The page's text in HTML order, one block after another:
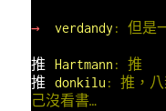
→
verdandy : 但是
推
Hartmann : 推
推
donkilu : 推，八
己沒看書…